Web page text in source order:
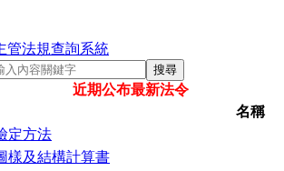
管法規查詢系統
搜尋
近期公布最新法令
名稱
定方法
樣及結構計算書